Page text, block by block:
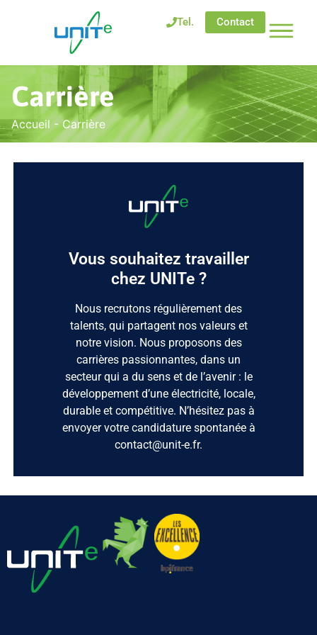
Tel. Contact
Carrière
Accueil -Carrière
Vous souhaitez travailler
chez UNITe ?
Nous recrutons régulièrement des
talents, qui partagent nos valeurs et
notre vision. Nous proposons des
carrières passionnantes, dans un
secteur qui a du sens et de l’avenir : le
développement d’une électricité, locale,
durable et compétitive. N’hésitez pas à
envoyer votre candidature spontanée à
contact@unit-e.fr.